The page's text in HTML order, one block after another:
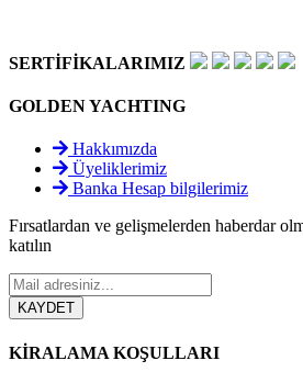
SERTİFİKALARIMIZ
GOLDEN YACHTING
Hakkımızda
Üyeliklerimiz
Banka Hesap bilgilerimiz
Fırsatlardan ve gelişmelerden haberdar
katılın
KİRALAMA KOŞULLARI